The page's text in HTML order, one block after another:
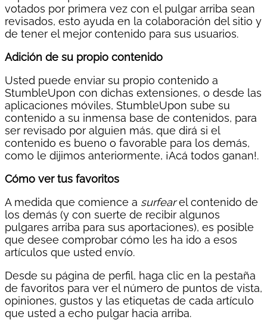
votados por primera vez con el pulgar arriba sean
revisados, esto ayuda en la colaboración del sitio y
de tener el mejor contenido para sus usuarios.
Adición de su propio contenido
Usted puede enviar su propio contenido a
StumbleUpon con dichas extensiones, o desde las
aplicaciones móviles, StumbleUpon sube su
contenido a su inmensa base de contenidos, para
ser revisado por alguien más, que dirá si el
contenido es bueno o favorable para los demás,
como le dijimos anteriormente, ¡Acá todos ganan!.
Cómo ver tus favoritos
A medida que comience a surfearel contenido de
los demás (y con suerte de recibir algunos
pulgares arriba para sus aportaciones), es posible
que desee comprobar cómo les ha ido a esos
artículos que usted envío.
Desde su página de perfil, haga clic en la pestaña
de favoritos para ver el número de puntos de vista,
opiniones, gustos y las etiquetas de cada artículo
que usted a echo pulgar hacia arriba.